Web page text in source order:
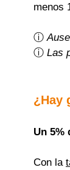
menos
ⓘ
ⓘ Las
¿Hay
Un 5%
Con la